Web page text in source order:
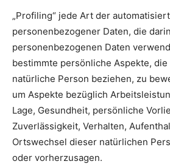
„Profiling“ jede Art der
personenbezogener Daten, die
personenbezogenen Daten
bestimmte persönliche Aspekte, die
natürliche Person beziehen, zu
um Aspekte bezüglich
Lage, Gesundheit, persönliche
Zuverlässigkeit, Verhalten,
Ortswechsel dieser natürlichen
oder vorherzusagen.